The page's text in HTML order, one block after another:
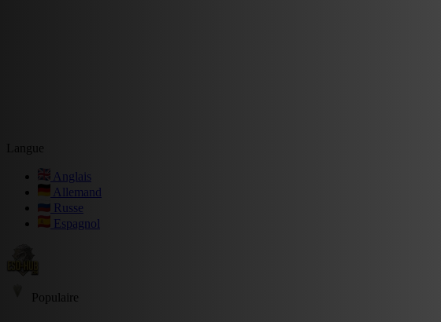
Langue
Anglais
Allemand
Russe
Espagnol
Populaire